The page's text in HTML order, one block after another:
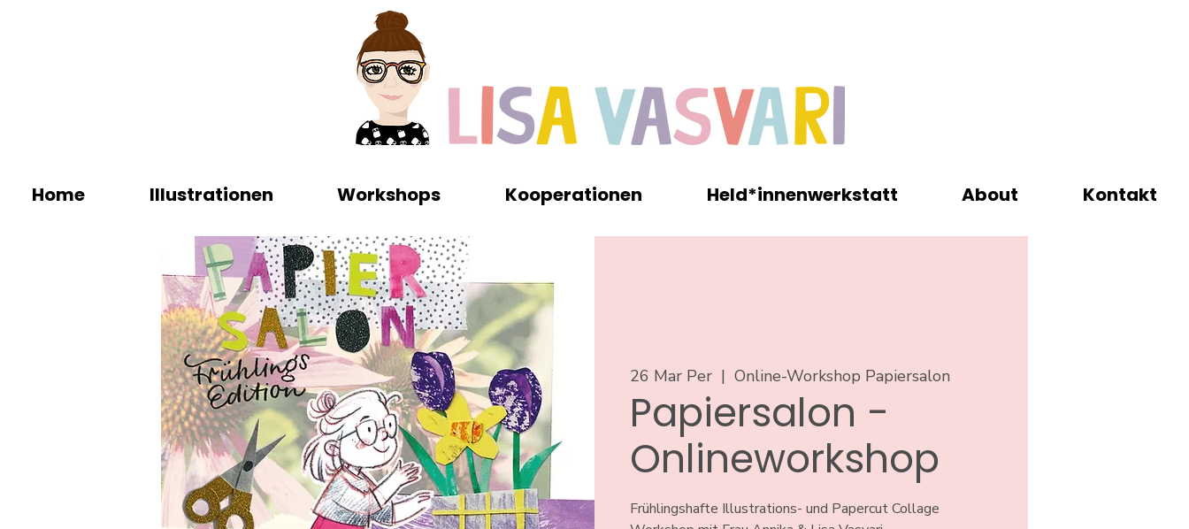
Home Illustrationen Workshops Kooperationen Held*innenwerkstatt About Kontakt
26 Mar Per
  |
Online-Workshop Papiersalon
Papiersalon -
Onlineworkshop
Frühlingshafte Illustrations- und Papercut Collage